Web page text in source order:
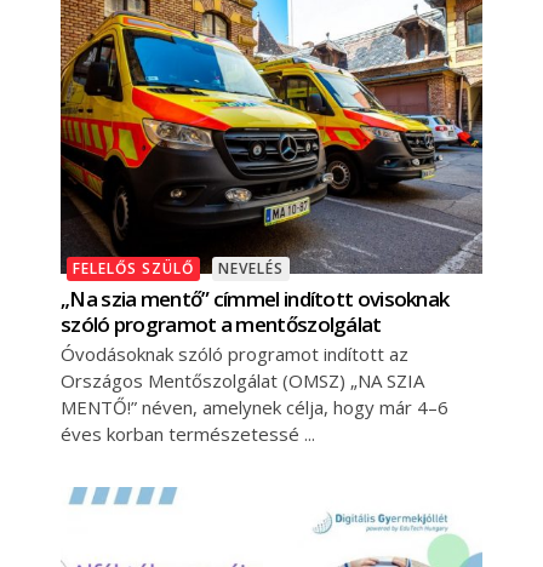
FELELŐS SZÜLŐ NEVELÉS
„Na szia mentő” címmel indított ovisoknak
szóló programot a mentőszolgálat
Óvodásoknak szóló programot indított az
Országos Mentőszolgálat (OMSZ) „NA SZIA
MENTŐ!” néven, amelynek célja, hogy már 4–6
éves korban természetessé